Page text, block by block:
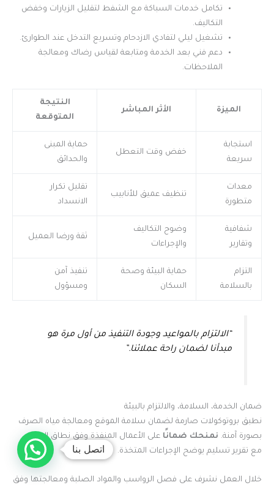
تكامل خدمات السباكة مع الشفط لتقليل الزيارات وخفض
التكاليف.
تشغيل ليلي لتفادي الازدحام وتسريع التدخل عند الطوارئ.
دعم فني بعد الخدمة ومتابعة لقياس رضاك ومعالجة
الملاحظات.
الميزة الأثر المباشر
النتيجة
المتوقعة
استجابة
سريعة
خفض وقت التعطل
حماية المبنى
والحدائق
معدات
متطورة
تنظيف عميق للأنابيب
تقليل تكرار
الانسداد
شفافية
وتقارير
وضوح التكاليف
والإجراءات
ثقة ورضا العميل
التزام
بالسلامة
حماية البيئة وصحة
السكان
تنفيذ آمن
ومسؤول
“الالتزام بالمواعيد وجودة التنفيذ من أول مرة هو
مبدأنا لضمان راحة عملائنا.”
ضمان الخدمة، السلامة، والالتزام بالبيئة
نطبق بروتوكولات صارمة لضمان سلامة الموقع ومعالجة مياه الصرف
بصورة آمنة. نمنحك ضمانًا على الأعمال المنفذة وفق نطاق الاتفاق،
مع تقرير تسليم يوضح الإجراءات المتخذة.
خلال العمل نشرف على فصل الرواسب والمواد الصلبة ومعالجتها وفق
اتصل بنا